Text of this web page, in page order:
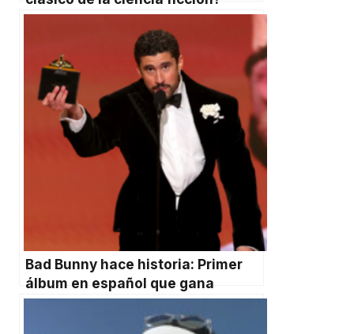
Bad Bunny hace historia: Primer
álbum en español que gana
“Álbum del Año” en los Grammy